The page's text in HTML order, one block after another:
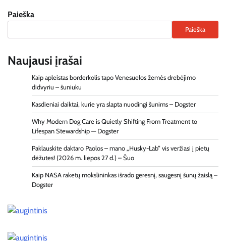
Paieška
Paieška
Naujausi įrašai
Kaip apleistas borderkolis tapo Venesuelos žemės drebėjimo
didvyriu – šuniuku
Kasdieniai daiktai, kurie yra slapta nuodingi šunims – Dogster
Why Modern Dog Care is Quietly Shifting From Treatment to
Lifespan Stewardship — Dogster
Paklauskite daktaro Paolos – mano „Husky-Lab“ vis veržiasi į pietų
dėžutes! (2026 m. liepos 27 d.) – Šuo
Kaip NASA raketų mokslininkas išrado geresnį, saugesnį šunų žaislą –
Dogster